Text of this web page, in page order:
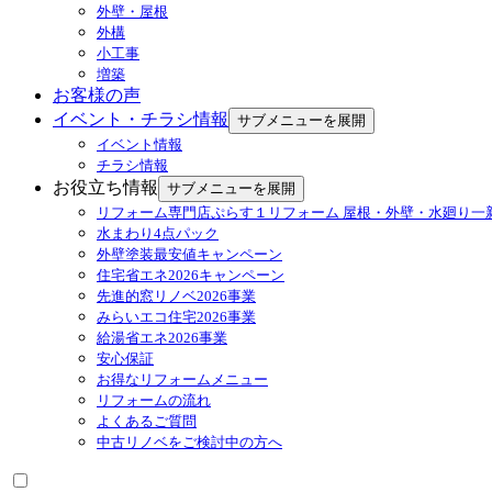
外壁・屋根
外構
小工事
増築
お客様の声
イベント・チラシ情報
サブメニューを展開
イベント情報
チラシ情報
お役立ち情報
サブメニューを展開
リフォーム専門店ぷらす１リフォーム 屋根・外壁・水廻り一
水まわり4点パック
外壁塗装最安値キャンペーン
住宅省エネ2026キャンペーン
先進的窓リノベ2026事業
みらいエコ住宅2026事業
給湯省エネ2026事業
安心保証
お得なリフォームメニュー
リフォームの流れ
よくあるご質問
中古リノベをご検討中の方へ